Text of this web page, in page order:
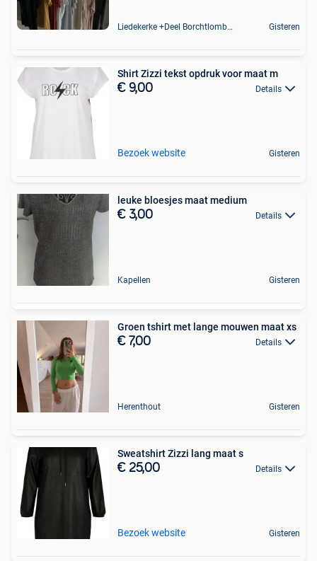
Liedekerke +Deel Borchtlombeek Gisteren
Shirt Zizzi tekst opdruk voor maat m
€ 9,00 Details
Bezoek website Gisteren
leuke bloesjes maat medium
€ 3,00 Details
Kapellen Gisteren
Groen tshirt met lange mouwen maat xs
€ 7,00 Details
Herenthout Gisteren
Sweatshirt Zizzi lang maat s
€ 25,00 Details
Bezoek website Gisteren